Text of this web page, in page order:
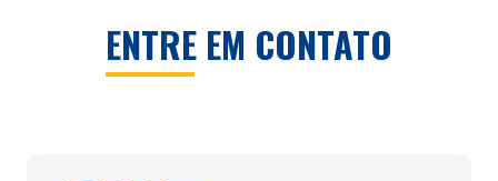
ENTRE EM CONTATO